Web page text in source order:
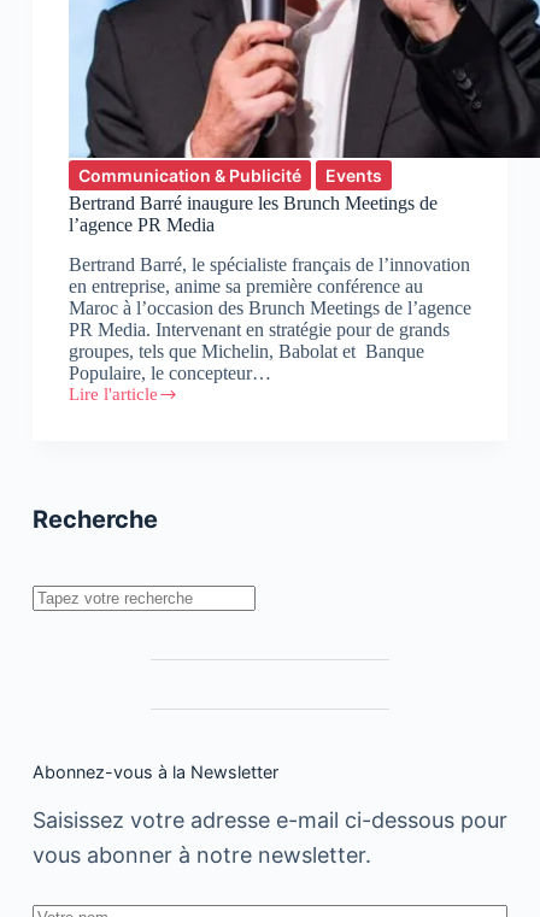
Communication & Publicité
Events
Bertrand Barré inaugure les Brunch Meetings de
l’agence PR Media
Bertrand Barré, le spécialiste français de l’innovation
en entreprise, anime sa première conférence au
Maroc à l’occasion des Brunch Meetings de l’agence
PR Media. Intervenant en stratégie pour de grands
groupes, tels que Michelin, Babolat et Banque
Populaire, le concepteur…
Lire l'article
Bertrand
de
Media
Recherche
Rechercher
Abonnez-vous à la Newsletter
Saisissez votre adresse e-mail ci-dessous pour
vous abonner à notre newsletter.